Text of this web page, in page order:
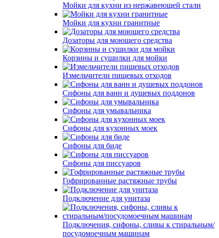
Мойки для кухни из нержавеющей стали
Мойки для кухни гранитные
Дозаторы для моющего средства
Корзины и сушилки для мойки
Измельчители пищевых отходов
Сифоны для ванн и душевых поддонов
Сифоны для умывальника
Сифоны для кухонных моек
Сифоны для биде
Сифоны для писсуаров
Гофрированные растяжные трубы
Подключение для унитаза
Подключения, сифоны, сливы к стиральным/
посудомоечным машинам